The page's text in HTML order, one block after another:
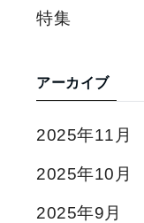
特集
アーカイブ
2025年11月
2025年10月
2025年9月